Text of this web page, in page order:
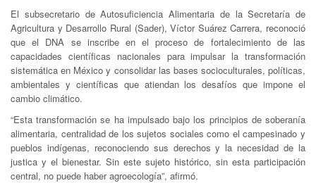
El subsecretario de Autosuficiencia Alimentaria de la Secretaría de
Agricultura y Desarrollo Rural (Sader), Víctor Suárez Carrera, reconoció
que el DNA se inscribe en el proceso de fortalecimiento de las
capacidades científicas nacionales para impulsar la transformación
sistemática en México y consolidar las bases socioculturales, políticas,
ambientales y científicas que atiendan los desafíos que impone el
cambio climático.
“Esta transformación se ha impulsado bajo los principios de soberanía
alimentaria, centralidad de los sujetos sociales como el campesinado y
pueblos indígenas, reconociendo sus derechos y la necesidad de la
justica y el bienestar. Sin este sujeto histórico, sin esta participación
central, no puede haber agroecología”, afirmó.